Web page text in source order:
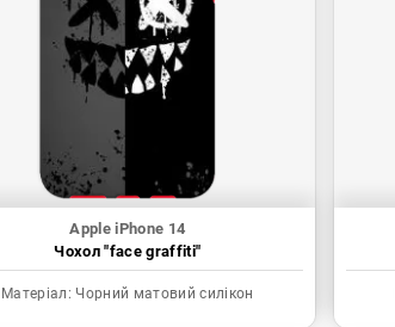
Apple iPhone 14
Чохол "face graffiti"
Матеріал: Чорний матовий силікон